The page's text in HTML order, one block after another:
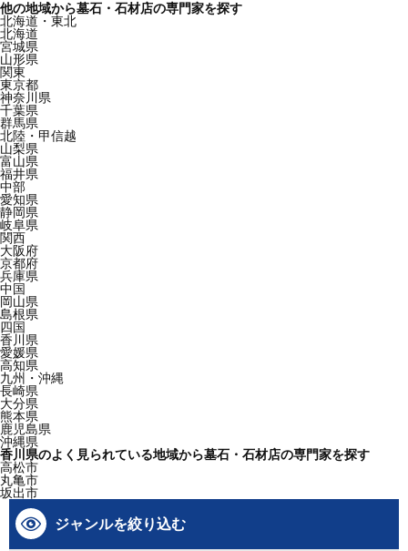
他の地域から墓石・石材店の専門家を探す
北海道・東北
北海道
宮城県
山形県
関東
東京都
神奈川県
千葉県
群馬県
北陸・甲信越
山梨県
富山県
福井県
中部
愛知県
静岡県
岐阜県
関西
大阪府
京都府
兵庫県
中国
岡山県
島根県
四国
香川県
愛媛県
高知県
九州・沖縄
長崎県
大分県
熊本県
鹿児島県
沖縄県
香川県のよく見られている地域から墓石・石材店の専門家を探す
高松市
丸亀市
坂出市
ジャンルを絞り込む